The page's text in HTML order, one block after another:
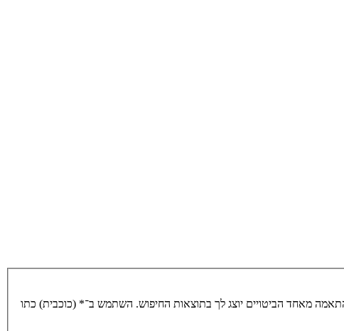
מאחד הביטויים יוצג לך בתוצאות החיפוש. השתמש ב־* (כוכבית) כתו